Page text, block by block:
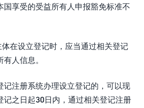
国享受的受益所有人申报豁免标准不
在设立登记时，应当通过相关登记
人信息。
记注册系统办理设立登记的，可以现
记之日起30日内，通过相关登记注册